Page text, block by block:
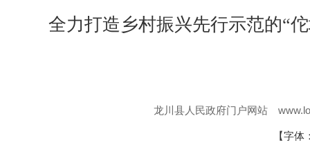
全力打造乡村振兴先行示范的“
龙川县人民政府门户网站
【字体